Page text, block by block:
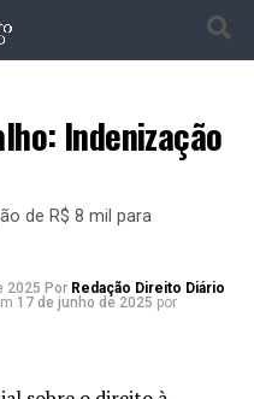
Indenização
de R$ 8 mil para
2025 Por Redação Direito Diário
17 de junho de 2025 por